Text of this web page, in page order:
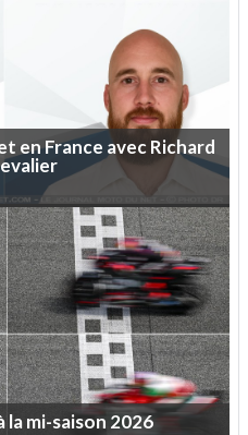
enFrance avecRichard
lami-saison 2026